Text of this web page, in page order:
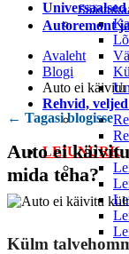
Rehvid,
LEIUNURK
Autoremont
Avaleht
Blogi
Auto ei käivitu
← Tagasi blogisse
Auto ei
mida teha?
Külm